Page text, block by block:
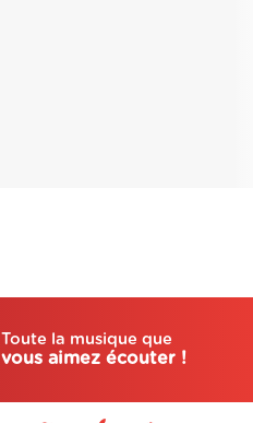
Toute la musique que
vous aimez écouter !